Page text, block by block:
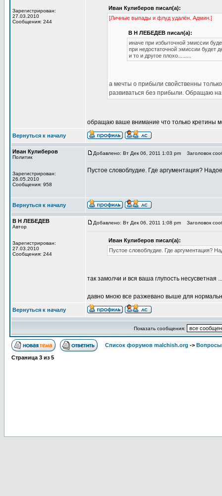
Зарегистрирован:
27.03.2010
Сообщения: 244
Иван Кулиберов писал(а):
[Личные выпады и флуд удалён. Админ.]
В Н ЛЕБЕДЕВ писал(а):
иначе при избыточной эмиссии
при недостаточной эмиссии будет
и то и другое плохо.........
а мечты о прибыли свойственны
развиваться без прибыли. Обращаю
обращаю ваше внимание что только кретины
Вернуться к началу
Иван Кулиберов
Политик
Зарегистрирован:
26.05.2010
Сообщения: 958
Добавлено: Вт Дек 06, 2011 1:03 pm Заголовок
Пустое словоблудие. Где аргументация?
Вернуться к началу
В Н ЛЕБЕДЕВ
Автор
Зарегистрирован:
27.03.2010
Сообщения: 244
Добавлено: Вт Дек 06, 2011 1:08 pm Заголовок
Иван Кулиберов писал(а):
Пустое словоблудие. Где аргументация?
так замолчи и вся ваша глупость несусветная
давно мною все разжевано выше для
Вернуться к началу
Показать сообщения:
Список форумов malchish.org -> Вопросы
Страница 3 из 5